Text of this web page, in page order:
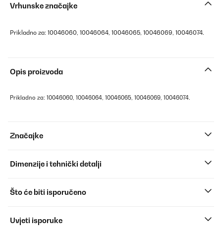
Vrhunske značajke
Prikladno za: 10046060, 10046064, 10046065, 10046069, 10046074.
Opis proizvoda
Prikladno za: 10046060, 10046064, 10046065, 10046069, 10046074.
Značajke
Dimenzije i tehnički detalji
Što će biti isporučeno
Uvjeti isporuke